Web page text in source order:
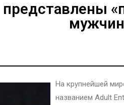
представлены
мужчин
На крупнейшей
названием Adult